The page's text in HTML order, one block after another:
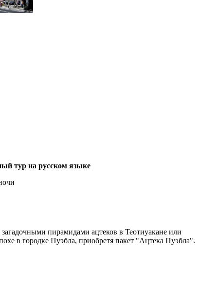
тур на русском языке
пирамидами ацтеков в Теотиуакане или
в городке Пуэбла, приобретя пакет "Ацтека Пуэбла".